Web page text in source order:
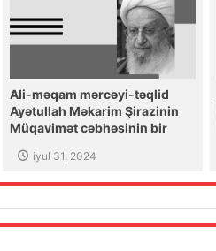
Ali-məqam mərcəyi-təqlid
Ayətullah Məkarim Şirazinin
Müqavimət cəbhəsinin bir
mücahidcəsinə şəhid
iyul 31, 2024